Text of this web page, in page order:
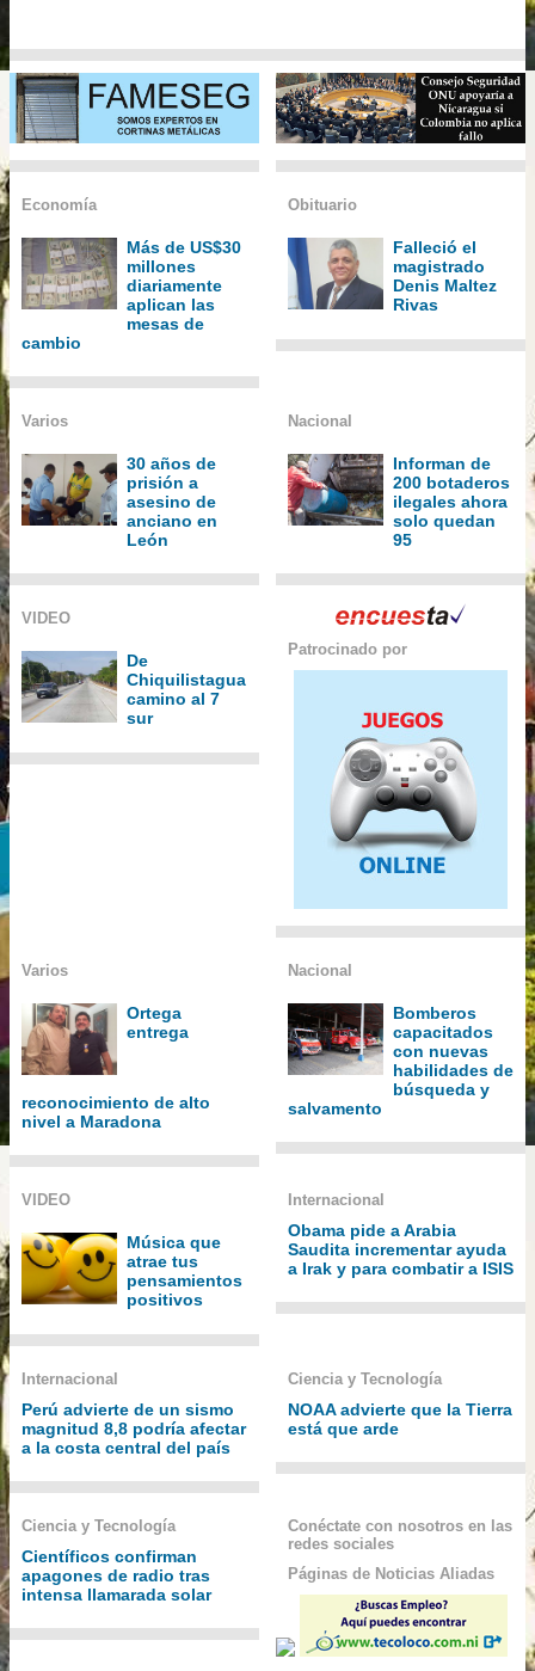
Economía
Más de US$30
millones
diariamente
aplican las
mesas de
cambio
Obituario
Falleció el
magistrado
Denis Maltez
Rivas
Varios
30 años de
prisión a
asesino de
anciano en
León
Nacional
Informan de
200 botaderos
ilegales ahora
solo quedan
95
VIDEO
De
Chiquilistagua
camino al 7
sur
Patrocinado por
Varios
Ortega
entrega
reconocimiento de alto
nivel a Maradona
Nacional
Bomberos
capacitados
con nuevas
habilidades de
búsqueda y
salvamento
VIDEO
Música que
atrae tus
pensamientos
positivos
Internacional
Obama pide a Arabia
Saudita incrementar ayuda
a Irak y para combatir a ISIS
Internacional
Perú advierte de un sismo
magnitud 8,8 podría afectar
a la costa central del país
Ciencia y Tecnología
NOAA advierte que la Tierra
está que arde
Ciencia y Tecnología
Científicos confirman
apagones de radio tras
intensa llamarada solar
Conéctate con nosotros en las
redes sociales
Páginas de Noticias Aliadas